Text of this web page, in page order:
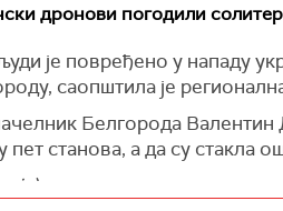
дронови погодили
је повређено у нападу
саопштила је
Белгорода Валентин
пет станова, а да су стакла